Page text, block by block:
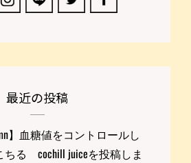
最近の投稿
】血糖値をコントロールし
る cochill juiceを投稿しま